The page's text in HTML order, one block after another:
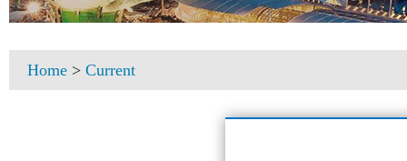
Home > Current